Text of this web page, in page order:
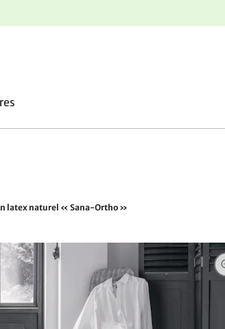
latex naturel « Sana-Ortho »